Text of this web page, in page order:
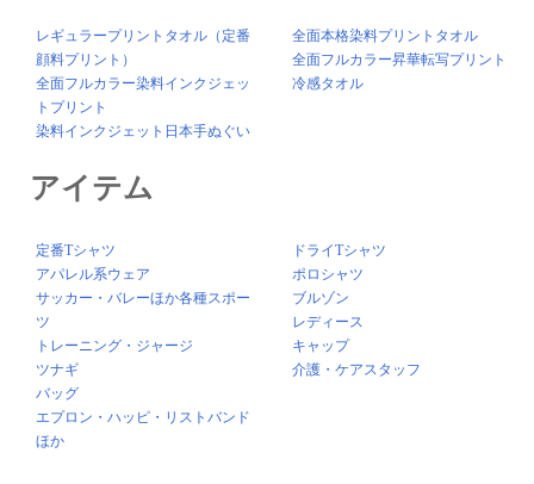
レギュラープリントタオル（定番
顔料プリント）
全面フルカラー染料インクジェッ
トプリント
染料インクジェット日本手ぬぐい
全面本格染料プリントタオル
全面フルカラー昇華転写プリント
冷感タオル
アイテム
定番Tシャツ
アパレル系ウェア
サッカー・バレーほか各種スポー
ツ
トレーニング・ジャージ
ツナギ
バッグ
エプロン・ハッピ・リストバンド
ほか
ドライTシャツ
ポロシャツ
ブルゾン
レディース
キャップ
介護・ケアスタッフ